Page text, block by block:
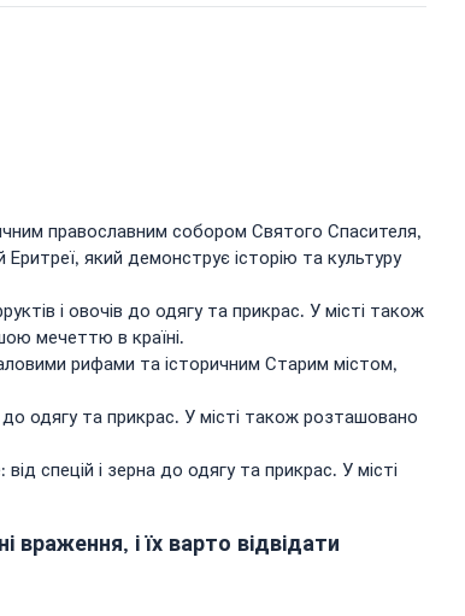
православним собором Святого Спасителя,
який демонструє історію та культуру
і овочів до одягу та прикрас. У місті також
мечеттю в країні.
рифами та історичним Старим містом,
одягу та прикрас. У місті також розташовано
спецій і зерна до одягу та прикрас. У місті
враження, і їх варто відвідати